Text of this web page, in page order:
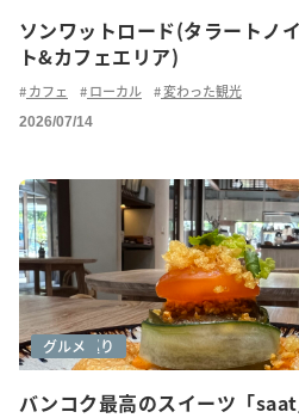
ソンワットロード(タラートノ
ト&カフェエリア)
カフェ ローカル 変わった観光
2026/07/14
バンコク最高のスイーツ「
カフェ巡り
グルメ